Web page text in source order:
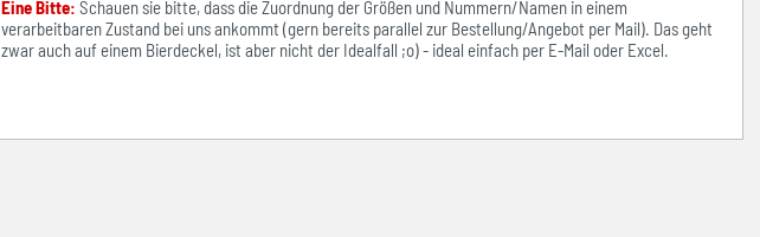
Eine Bitte: Schauen sie bitte, dass die Zuordnung der Größen und Nummern/Namen in einem
verarbeitbaren Zustand bei uns ankommt (gern bereits parallel zur Bestellung/Angebot per Mail). Das geht
zwar auch auf einem Bierdeckel, ist aber nicht der Idealfall ;o) - ideal einfach per E-Mail oder Excel.